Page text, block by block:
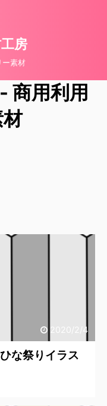
房
ー素材
商用利用
2020/2/4
な祭りイラス